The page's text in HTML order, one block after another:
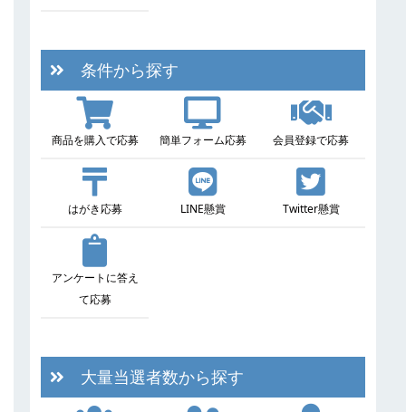
条件から探す
商品を購入で応募 簡単フォーム応募 会員登録で応募
はがき応募 LINE懸賞 Twitter懸賞
アンケートに答え
て応募
大量当選者数から探す